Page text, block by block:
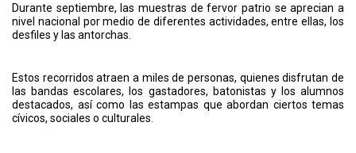
Durante septiembre, las muestras de fervor patrio se aprecian a
nivel nacional por medio de diferentes actividades, entre ellas, los
desfiles y las antorchas.
Estos recorridos atraen a miles de personas, quienes disfrutan de
las bandas escolares, los gastadores, batonistas y los alumnos
destacados, así como las estampas que abordan ciertos temas
cívicos, sociales o culturales.